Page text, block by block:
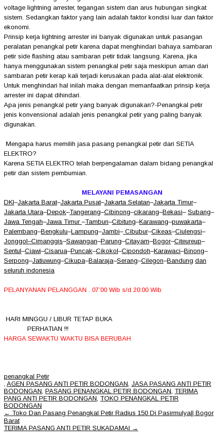
voltage lightning arrester, tegangan sistem dan arus hubungan singkat
sistem. Sedangkan faktor yang lain adalah faktor kondisi luar dan faktor
ekonomi.
Prinsip kerja lightning arrester ini banyak digunakan untuk pasangan
peralatan penangkal petir karena dapat menghindari bahaya sambaran
petir side flashing atau sambaran petir tidak langsung. Karena, jika
hanya menggunakan sistem penangkal petir saja meskipun aman dari
sambaran petir kerap kali terjadi kerusakan pada alat-alat elektronik.
Untuk menghindari hal inilah maka dengan memanfaatkan prinsip kerja
arrester ini dapat dihindari.
Apa jenis penangkal petir yang banyak digunakan?-Penangkal petir
jenis konvensional adalah jenis penangkal petir yang paling banyak
digunakan.
Mengapa harus memilih jasa pasang penangkal petir dari SETIA
ELEKTRO?
Karena SETIA ELEKTRO telah berpengalaman dalam bidang penangkal
petir dan sistem pembumian.
MELAYANI PEMASANGAN
DKI–Jakarta Barat–Jakarta Pusat–Jakarta Selatan–Jakarta Timur–
Jakarta Utara–Depok–Tangerang–Cibinong–cikarang–Bekasi– Subang–
Jawa Tengah–Jawa Timur –Tambun–Cibitung–Karawang–puwakarta–
Palembang–Bengkulu–Lampung–Jambi– Cibubur–Cikeas–Ciulengsi–
Jonggol–Cimanggis–Sawangan–Parung–Citayam–Bogor–Citeureup–
Sentul–Ciawi–Cisarua–Puncak–Cikokol–Cipondoh–Karawaci–Binong–
Serpong–Jatiuwung–Cikupa–Balaraja–Serang–Cilegon–Bandung dan
seluruh indonesia
PELANYANAN PELANGGAN . 07’00 Wib s/d 20:00 Wib
HARI MINGGU / LIBUR TETAP BUKA
PERHATIAN !!!
HARGA SEWAKTU WAKTU BISA BERUBAH
penangkal Petir
AGEN PASANG ANTI PETIR BODONGAN JASA PASANG ANTI PETIR
BODONGAN PASANG PENANGKAL PETIR BODONGAN TERIMA
PANG ANTI PETIR BODONGAN TOKO PENANGKAL PETIR
BODONGAN
Post
navigation
← Toko Dan Pasang Penangkal Petir Radius 150 Di Pasirmulya|| Bogor
Barat
TERIMA PASANG ANTI PETIR SUKADAMAI →